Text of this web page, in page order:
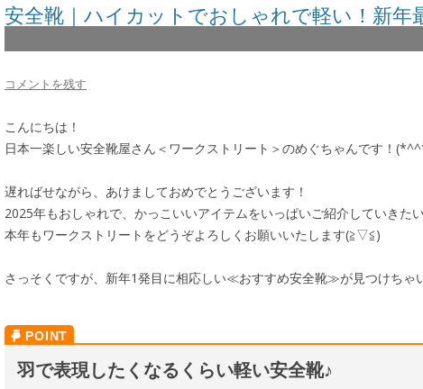
安全靴｜ハイカットでおしゃれで軽い！新
コメントを残す
こんにちは！
日本一楽しい安全靴屋さん＜ワークストリート＞のめぐちゃんです！
遅ればせながら、あけましておめでとうございます！
2025年もおしゃれで、かっこいいアイテムをいっぱいご紹介していきた
本年もワークストリートをどうぞよろしくお願いいたします(≧▽≦)
さっそくですが、新年1発目に相応しい≪おすすめ安全靴≫が見つけちゃ
羽で表現したくなるくらい軽い安全靴♪